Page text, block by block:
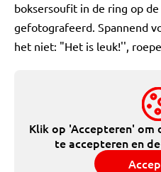
boksersoufit in de ring op
gefotografeerd. Spannend
het niet: "Het is leuk!'',
Klik op 'Accepteren' om
te accepteren en